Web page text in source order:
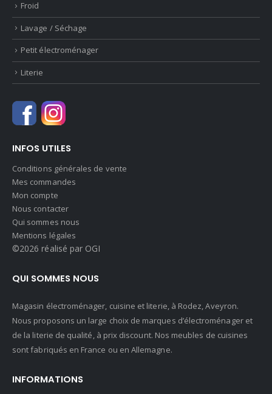
Froid
Lavage / Séchage
Petit électroménager
Literie
INFOS UTILES
Conditions générales de vente
Mes commandes
Mon compte
Nous contacter
Qui sommes nous
Mentions légales
©2026 réalisé par OGI
QUI SOMMES NOUS
Magasin électroménager, cuisine et literie, à Rodez, Aveyron.
Nous proposons un large choix de marques d’électroménager et
de la literie de qualité, à prix discount. Nos meubles de cuisines
sont fabriqués en France ou en Allemagne.
INFORMATIONS